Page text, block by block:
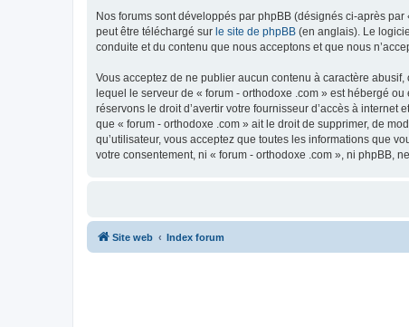
Nos forums sont développés par phpBB (désignés ci-après
peut être téléchargé sur le site de phpBB (en anglais). Le
conduite et du contenu que nous acceptons et que nous
Vous acceptez de ne publier aucun contenu à caractère
lequel le serveur de « forum - orthodoxe .com » est hébergé
réservons le droit d’avertir votre fournisseur d’accès à
que « forum - orthodoxe .com » ait le droit de supprimer, de
qu’utilisateur, vous acceptez que toutes les informations que
votre consentement, ni « forum - orthodoxe .com », ni phpBB,
Site web Index forum